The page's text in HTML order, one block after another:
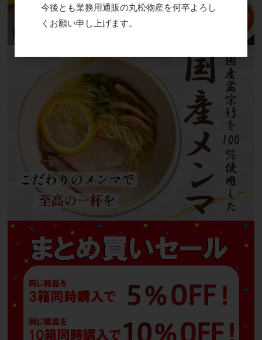
今後とも業務用通販の丸松物産を何卒よろし
くお願い申し上げます。